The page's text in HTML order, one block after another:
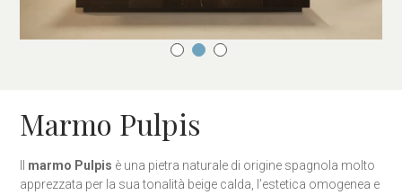
Marmo Pulpis
marmo Pulpis è una pietra naturale di origine spagnola molto
apprezzata per la sua tonalità beige calda, l’estetica omogenea e